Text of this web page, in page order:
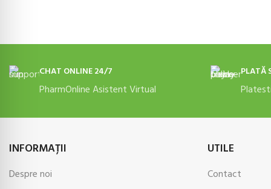
CHAT ONLINE 24/7
PharmOnline Asistent Virtual
PLATĂ
INFORMAŢII
Despre noi
UTILE
Contact